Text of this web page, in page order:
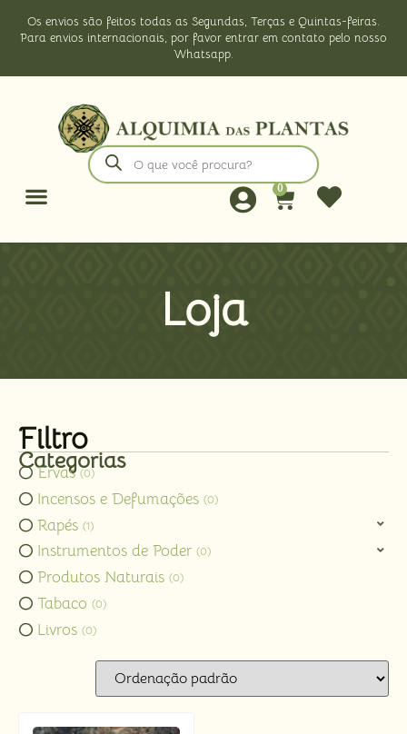
Os envios são feitos todas as Segundas, Terças e Quintas-feiras.
Para envios internacionais, por favor entrar em contato pelo nosso
Whatsapp.
0
Loja
Filtro
Categorias
Ervas 0
Incensos e Defumações 0
Rapés 1
Instrumentos de Poder 0
Produtos Naturais 0
Tabaco 0
Livros 0